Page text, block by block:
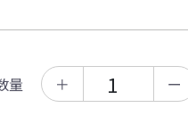
量 ＋ ー